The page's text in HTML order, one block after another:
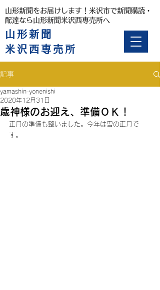
山形新聞
米沢西専売所
山形新聞をお届けします！米沢市で新聞購読・
配達なら山形新聞米沢西専売所へ
記事
歳神様のお迎え、準備ＯＫ！
yamashin-yonenishi
2020年12月31日
正月の準備も整いました。今年は雪の正月で
す。